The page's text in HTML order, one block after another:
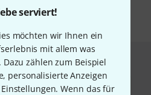
serviert!
möchten wir Ihnen ein
mit allem was
zählen zum Beispiel
personalisierte Anzeigen
Wenn das für